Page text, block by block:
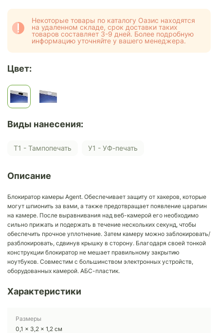
Некоторые товары по каталогу Оазис находятся
на удаленном складе, срок доставки таких
товаров составляет 3-9 дней. Более подробную
информацию уточняйте у вашего менеджера.
Цвет:
Виды нанесения:
Т1 - Тампопечать У1 - УФ-печать
Описание
Блокиратор камеры Agent. Обеспечивает защиту от хакеров, которые
могут шпионить за вами, а также предотвращает появление царапин
на камере. После выравнивания над веб-камерой его необходимо
сильно прижать и подержать в течение нескольких секунд, чтобы
обеспечить прочное уплотнение. Затем камеру можно заблокировать/
разблокировать, сдвинув крышку в сторону. Благодаря своей тонкой
конструкции блокиратор не мешает правильному закрытию
ноутбуков. Совместим с большинством электронных устройств,
оборудованных камерой. АБС-пластик.
Характеристики
Размеры
0,1 x 3,2 x 1,2 см